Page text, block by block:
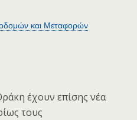
και Μεταφορών
έχουν επίσης νέα
τους